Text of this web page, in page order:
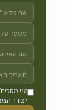
אני
לצורך